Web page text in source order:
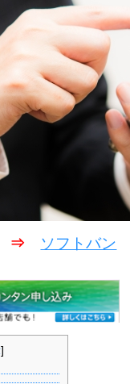
⇒ ソフトバン
]